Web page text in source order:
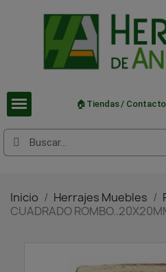
🏠Tiendas /
Inicio Herrajes Muebles
CUADRADO